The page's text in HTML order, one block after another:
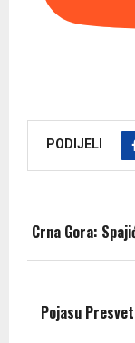
PODIJELI
Crna Gora:
Pojasu